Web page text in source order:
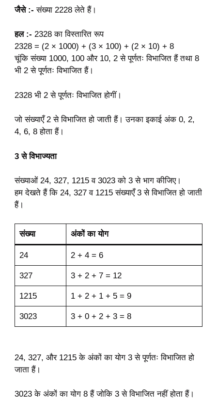
जैसे :-संख्या 2228 लेते हैं।
हल :- 2328 का विस्तारित रूप
2328 = (2 × 1000) + (3 × 100) + (2 × 10) + 8
चूंकि संख्या 1000, 100 और 10, 2 से पूर्णतः विभाजित हैं तथा 8
भी 2 से पूर्णतः विभाजित हैं।
2328 भी 2 से पूर्णतः विभाजित होगीं।
जो संख्याएँ 2 से विभाजित हो जाती हैं। उनका इकाई अंक 0, 2,
4, 6, 8 होता हैं।
3 से विभाज्यता
संख्याओं 24, 327, 1215 व 3023 को 3 से भाग कीजिए।
हम देखते हैं कि 24, 327 व 1215 संख्याएँ 3 से विभाजित हो जाती
हैं।
संख्या अंकों का योग
24 2 + 4 = 6
327 3 + 2 + 7 = 12
1215 1 + 2 + 1 + 5 = 9
3023 3 + 0 + 2 + 3 = 8
24, 327, और 1215 के अंकों का योग 3 से पूर्णतः विभाजित हो
जाता हैं।
3023 के अंकों का योग 8 हैं जोकि 3 से विभाजित नहीं होता हैं।